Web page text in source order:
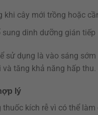
khi cây mới trồng hoặc
sung dinh dưỡng gián tiếp
sử dụng là vào sáng sớm
tăng khả năng hấp thu.
lý
thuốc kích rễ vì có thể làm